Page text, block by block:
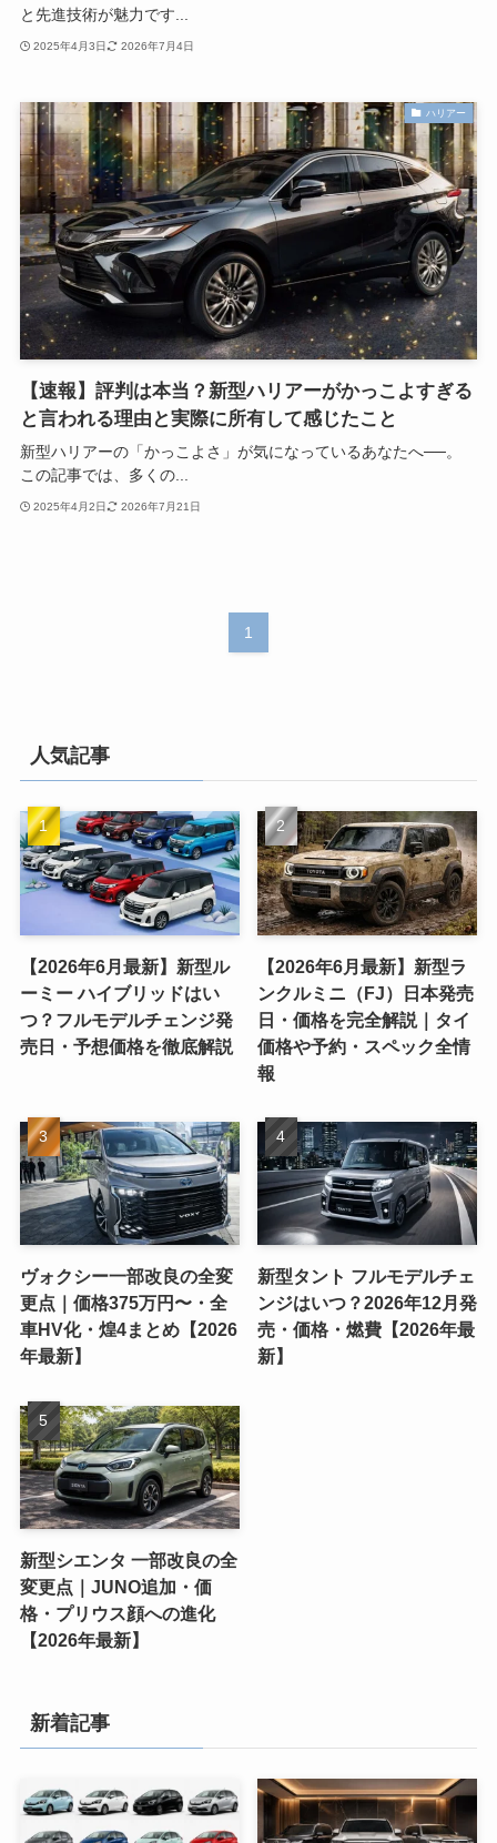
と先進技術が魅力です...
2025年4月3日 2026年7月4日
ハリアー
【速報】評判は本当？新型ハリアーがかっこよすぎる
と言われる理由と実際に所有して感じたこと
新型ハリアーの「かっこよさ」が気になっているあなたへ──。
この記事では、多くの...
2025年4月2日 2026年7月21日
1
人気記事
【2026年6月最新】新型ル
ーミー ハイブリッドはい
つ？フルモデルチェンジ発
売日・予想価格を徹底解説
【2026年6月最新】新型ラ
ンクルミニ（FJ）日本発売
日・価格を完全解説｜タイ
価格や予約・スペック全情
報
ヴォクシー一部改良の全変
更点｜価格375万円〜・全
車HV化・煌4まとめ【2026
年最新】
新型タント フルモデルチェ
ンジはいつ？2026年12月発
売・価格・燃費【2026年最
新】
新型シエンタ 一部改良の全
変更点｜JUNO追加・価
格・プリウス顔への進化
【2026年最新】
新着記事